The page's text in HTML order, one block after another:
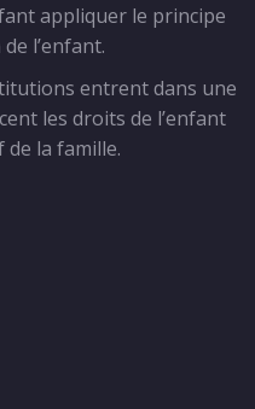
appliquer le principe
l’enfant.
entrent dans une
les droits de l’enfant
la famille.